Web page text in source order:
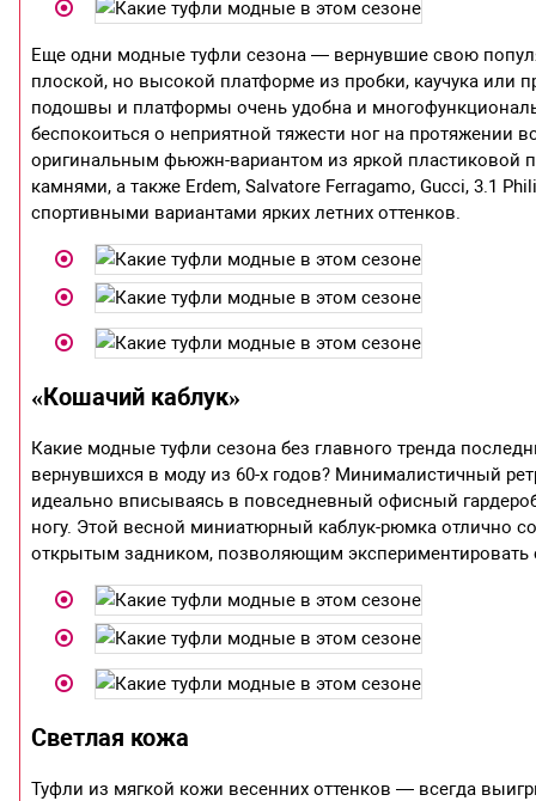
Еще одни модные туфли сезона — вернувшие свою
плоской, но высокой платформе из пробки, каучука или
подошвы и платформы очень удобна и
беспокоиться о неприятной тяжести ног на протяжении
оригинальным фьюжн-вариантом из яркой пластиковой
камнями, а также Erdem, Salvatore Ferragamo, Gucci, 3.1
спортивными вариантами ярких летних оттенков.
«Кошачий каблук»
Какие модные туфли сезона без главного тренда
вернувшихся в моду из 60-х годов? Минималистичный
идеально вписываясь в повседневный офисный
ногу. Этой весной миниатюрный каблук-рюмка отлично
открытым задником, позволяющим экспериментировать
Светлая кожа
Туфли из мягкой кожи весенних оттенков — всегда